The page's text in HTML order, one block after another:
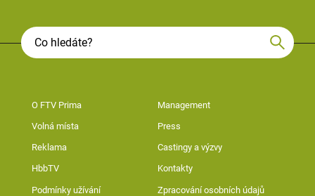
O FTV Prima Management
Volná místa Press
Reklama Castingy a výzvy
HbbTV Kontakty
Podmínky užívání Zpracování osobních údajů